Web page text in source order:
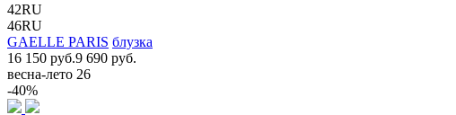
42RU
46RU
GAELLE PARIS блузка
16 150 руб.9 690 руб.
весна-лето 26
-40%